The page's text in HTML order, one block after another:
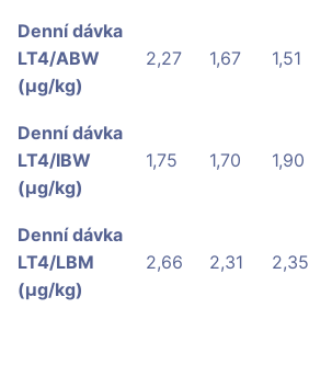
Denní dávka
LT4/ABW
(µg/kg)
2,27 1,67 1,51
Denní dávka
LT4/IBW
(µg/kg)
1,75 1,70 1,90
Denní dávka
LT4/LBM
(µg/kg)
2,66 2,31 2,35